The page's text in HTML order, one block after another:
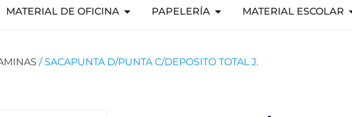
MATERIAL DE OFICINA PAPELERÍA MATERIAL ESCOLAR
/ SACAPUNTA D/PUNTA C/DEPOSITO TOTAL J.